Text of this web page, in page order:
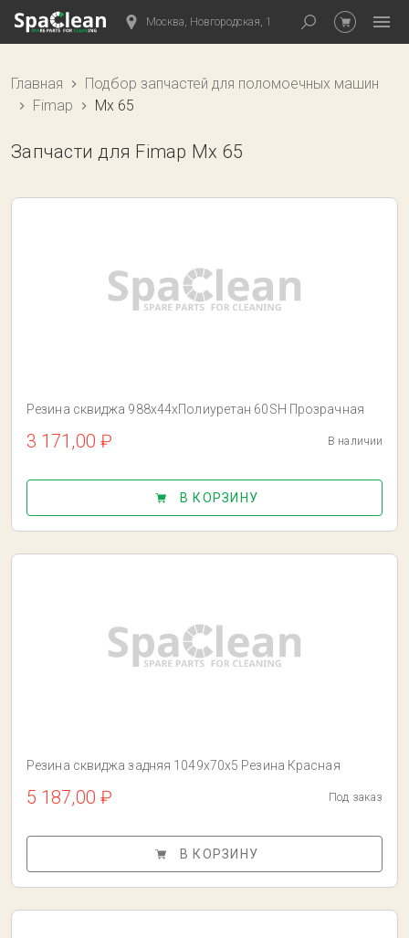
Москва, Новгородская, 1
Главная
Подбор запчастей для поломоечных машин
Fimap
Mx 65
Запчасти для Fimap Mx 65
Резина сквиджа 988x44xПолиуретан 60SH Прозрачная
3 171,00 ₽ В наличии
В КОРЗИНУ
Резина сквиджа задняя 1049x70x5 Резина Красная
5 187,00 ₽ Под заказ
В КОРЗИНУ